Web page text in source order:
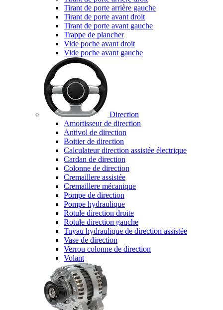
Tirant de porte arrière gauche
Tirant de porte avant droit
Tirant de porte avant gauche
Trappe de plancher
Vide poche avant droit
Vide poche avant gauche
Direction
Amortisseur de direction
Antivol de direction
Boitier de direction
Calculateur direction assistée électrique
Cardan de direction
Colonne de direction
Cremaillere assistée
Cremaillere mécanique
Pompe de direction
Pompe hydraulique
Rotule direction droite
Rotule direction gauche
Tuyau hydraulique de direction assistée
Vase de direction
Verrou colonne de direction
Volant